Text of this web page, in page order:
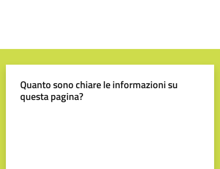
Quanto sono chiare le informazioni su
questa pagina?